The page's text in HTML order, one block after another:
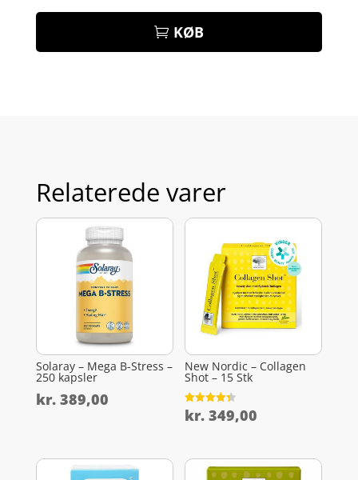
KØB
Relaterede varer
Solaray – Mega B-Stress –
250 kapsler
kr.389,00
New Nordic – Collagen
Shot – 15 Stk
Vurderet
4.3
kr. 349,00